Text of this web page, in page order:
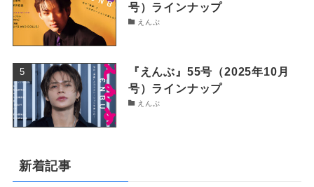
号）ラインナップ
えんぶ
『えんぶ』55号（2025年10月
号）ラインナップ
えんぶ
新着記事